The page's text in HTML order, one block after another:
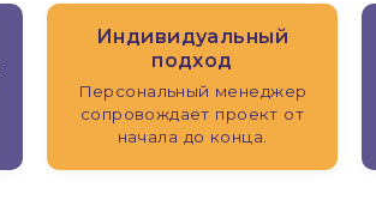
Индивидуальный
подход
Персональный менеджер
сопровождает проект от
начала до конца.